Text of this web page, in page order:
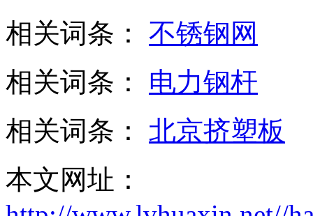
相关词条： 不锈钢网
相关词条： 电力钢杆
相关词条： 北京挤塑板
本文网址：